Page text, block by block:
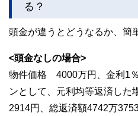
る？
頭金が違うとどうなるか、簡
<頭金なしの場合>
物件価格 4000万円、金利1
ンとして、元利均等返済した
2914円、総返済額4742万